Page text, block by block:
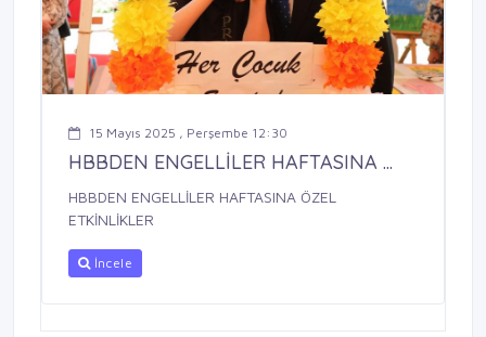
15 Mayıs 2025 , Perşembe 12:30
HBBDEN ENGELLİLER HAFTASINA ...
HBBDEN ENGELLİLER HAFTASINA ÖZEL
ETKİNLİKLER
İncele